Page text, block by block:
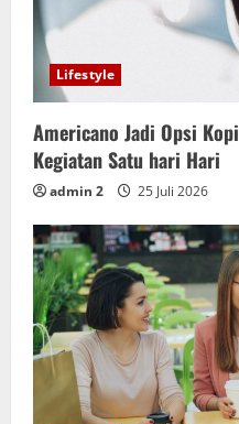
Lifestyle
Americano Jadi Opsi
Kegiatan Satu hari Hari
admin 2 25 Juli 2026